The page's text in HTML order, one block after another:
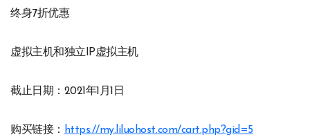
终身7折优惠
虚拟主机和独立IP虚拟主机
截止日期：2021年1月1日
购买链接： https://my.liluohost.com/cart.php?gid=5